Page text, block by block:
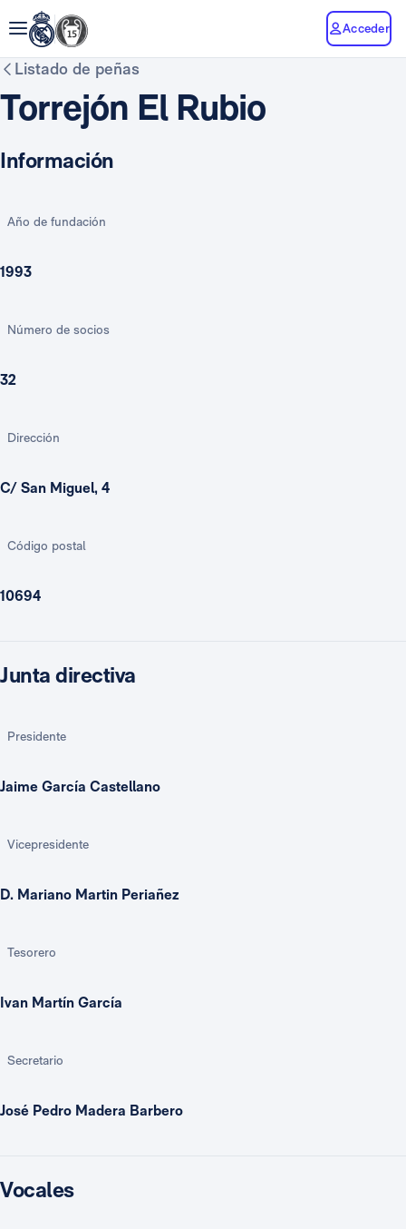
Acceder
Listado de peñas
Torrejón El Rubio
Información
Año de fundación
1993
Número de socios
32
Dirección
C/ San Miguel, 4
Código postal
10694
Junta directiva
Presidente
Jaime García Castellano
Vicepresidente
D. Mariano Martin Periañez
Tesorero
Ivan Martín García
Secretario
José Pedro Madera Barbero
Vocales